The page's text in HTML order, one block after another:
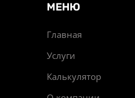
МЕНЮ
Главная
Услуги
Калькулятор